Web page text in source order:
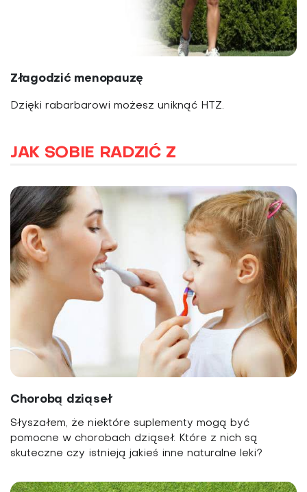
Złagodzić menopauzę
Dzięki rabarbarowi możesz uniknąć HTZ.
JAK SOBIE RADZIĆ Z
Chorobą dziąseł
Słyszałem, że niektóre suplementy mogą być
pomocne w chorobach dziąseł. Które z nich są
skuteczne czy istnieją jakieś inne naturalne leki?